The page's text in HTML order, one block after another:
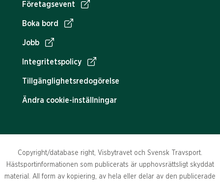
Företagsevent
Boka bord
Jobb
Integritetspolicy
Tillgänglighetsredogörelse
Ändra cookie-inställningar
Copyright/database right, Visbytravet och Svensk Travsport.
Hästsportinformationen som publicerats är upphovsrättsligt skyddat
material. All form av kopiering, av hela eller delar av den publicerade